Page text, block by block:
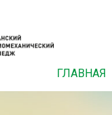
ГЛАВНАЯ